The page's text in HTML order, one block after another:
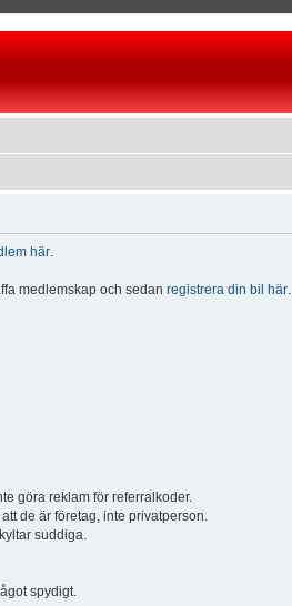
här.
medlemskap och sedan registrera din bil här.
göra reklam för referralkoder.
de är företag, inte privatperson.
suddiga.
spydigt.